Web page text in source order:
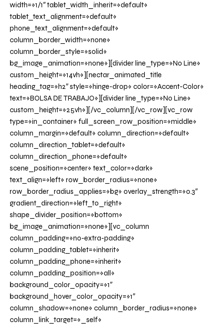
width=»1/1″ tablet_width_inherit=»default»
tablet_text_alignment=»default»
phone_text_alignment=»default»
column_border_width=»none»
column_border_style=»solid»
bg_image_animation=»none»][divider line_type=»No Line»
custom_height=»14vh»][nectar_animated_title
heading_tag=»h2″ style=»hinge-drop» color=»Accent-Color»
text=»BOLSA DE TRABAJO»][divider line_type=»No Line»
custom_height=»25vh»][/vc_column][/vc_row][vc_row
type=»in_container» full_screen_row_position=»middle»
column_margin=»default» column_direction=»default»
column_direction_tablet=»default»
column_direction_phone=»default»
scene_position=»center» text_color=»dark»
text_align=»left» row_border_radius=»none»
row_border_radius_applies=»bg» overlay_strength=»0.3″
gradient_direction=»left_to_right»
shape_divider_position=»bottom»
bg_image_animation=»none»][vc_column
column_padding=»no-extra-padding»
column_padding_tablet=»inherit»
column_padding_phone=»inherit»
column_padding_position=»all»
background_color_opacity=»1″
background_hover_color_opacity=»1″
column_shadow=»none» column_border_radius=»none»
column_link_target=»_self»